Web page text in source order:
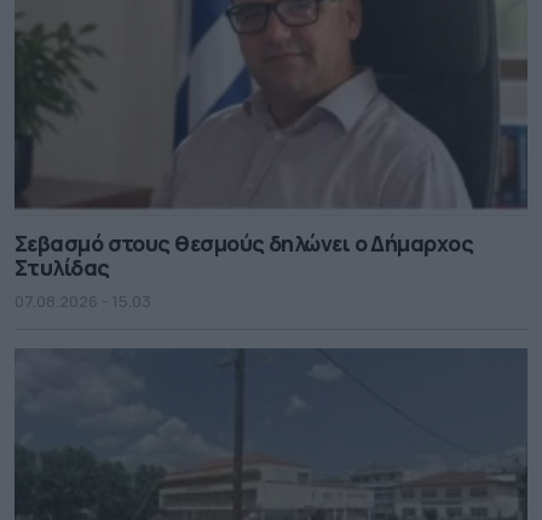
Σεβασμό στους θεσμούς δηλώνει ο Δήμαρχος
Στυλίδας
07.08.2026 - 15.03